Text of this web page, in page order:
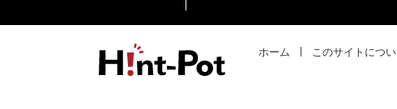
ホーム このサイトにつ